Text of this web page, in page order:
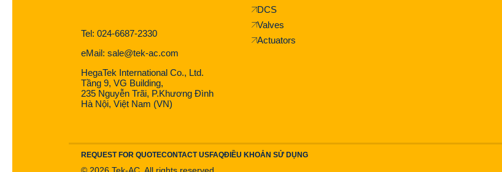
Tel: 024-6687-2330
eMail: sale@tek-ac.com
HegaTek International Co., Ltd.
Tầng 9, VG Building,
235 Nguyễn Trãi, P.Khương Đình
Hà Nội, Việt Nam (VN)
DCS
Valves
Actuators
REQUEST FOR QUOTECONTACT USFAQĐIỀU KHOẢN SỬ DỤNG